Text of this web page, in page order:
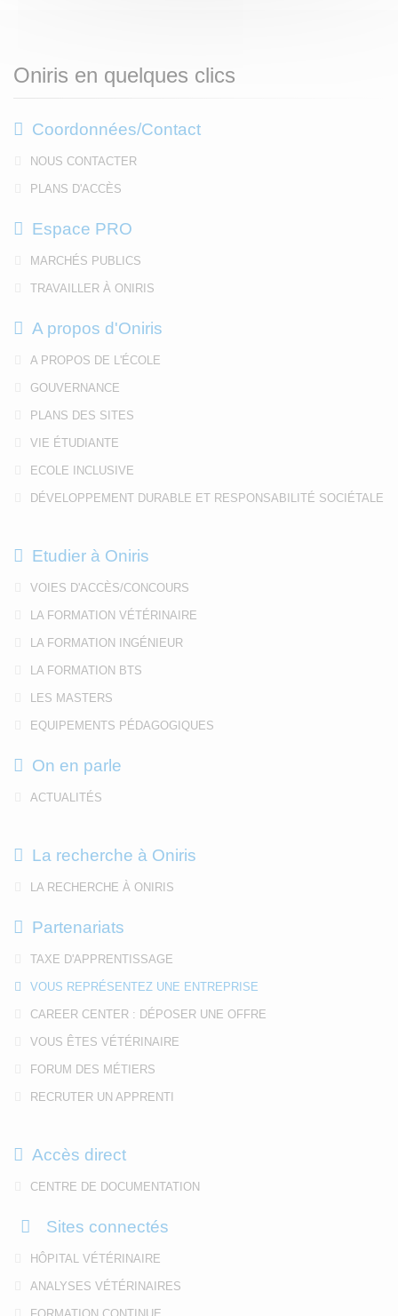
Oniris en quelques clics
Coordonnées/Contact
NOUS CONTACTER
PLANS D'ACCÈS
Espace PRO
MARCHÉS PUBLICS
TRAVAILLER À ONIRIS
A propos d'Oniris
A PROPOS DE L'ÉCOLE
GOUVERNANCE
PLANS DES SITES
VIE ÉTUDIANTE
ECOLE INCLUSIVE
DÉVELOPPEMENT DURABLE ET RESPONSABILITÉ SOCIÉTALE
Etudier à Oniris
VOIES D'ACCÈS/CONCOURS
LA FORMATION VÉTÉRINAIRE
LA FORMATION INGÉNIEUR
LA FORMATION BTS
LES MASTERS
EQUIPEMENTS PÉDAGOGIQUES
On en parle
ACTUALITÉS
La recherche à Oniris
LA RECHERCHE À ONIRIS
Partenariats
TAXE D'APPRENTISSAGE
VOUS REPRÉSENTEZ UNE ENTREPRISE
CAREER CENTER : DÉPOSER UNE OFFRE
VOUS ÊTES VÉTÉRINAIRE
FORUM DES MÉTIERS
RECRUTER UN APPRENTI
Accès direct
CENTRE DE DOCUMENTATION
Sites connectés
HÔPITAL VÉTÉRINAIRE
ANALYSES VÉTÉRINAIRES